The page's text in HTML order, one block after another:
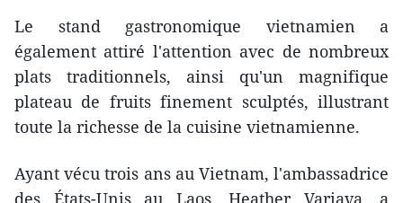
Le stand gastronomique vietnamien a
également attiré l'attention avec de nombreux
plats traditionnels, ainsi qu'un magnifique
plateau de fruits finement sculptés, illustrant
toute la richesse de la cuisine vietnamienne.
Ayant vécu trois ans au Vietnam, l'ambassadrice